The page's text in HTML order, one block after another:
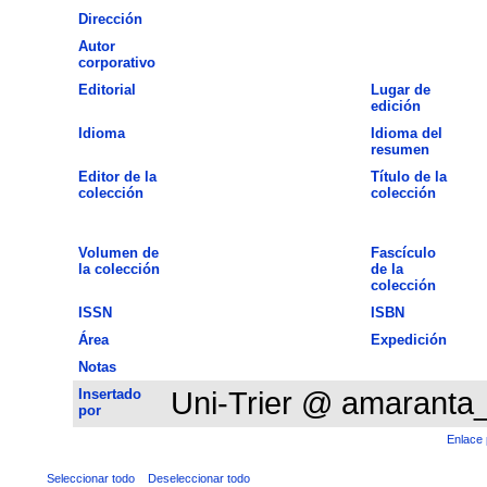
Dirección
Autor
corporativo
Editorial
Lugar de
edición
Idioma
Idioma del
resumen
Editor de la
colección
Título de la
colección
Volumen de
la colección
Fascículo
de la
colección
ISSN
ISBN
Área
Expedición
Notas
Insertado
por
Uni-Trier @
Enlace
Seleccionar todo Deseleccionar todo